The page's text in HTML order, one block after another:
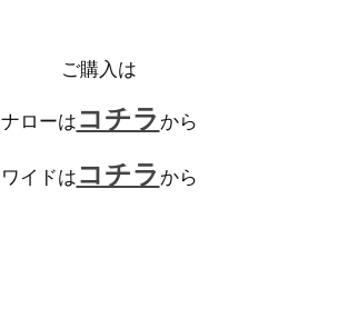
ご購入は
ナローは コチラ から
ワイドは コチラ から